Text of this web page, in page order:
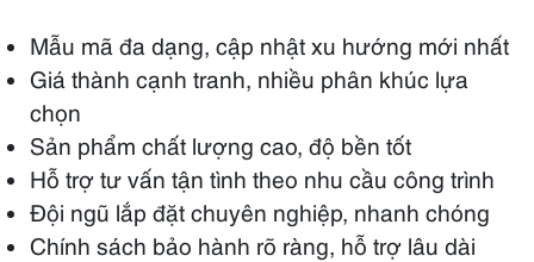
Mẫu mã đa dạng, cập nhật xu hướng mới nhất
Giá thành cạnh tranh, nhiều phân khúc lựa
chọn
Sản phẩm chất lượng cao, độ bền tốt
Hỗ trợ tư vấn tận tình theo nhu cầu công trình
Đội ngũ lắp đặt chuyên nghiệp, nhanh chóng
Chính sách bảo hành rõ ràng, hỗ trợ lâu dài